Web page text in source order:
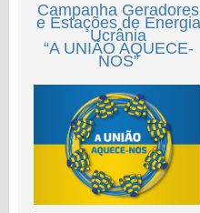
Campanha Geradores
e Estações de Energia
Ucrânia
“A UNIÃO AQUECE-
NOS”